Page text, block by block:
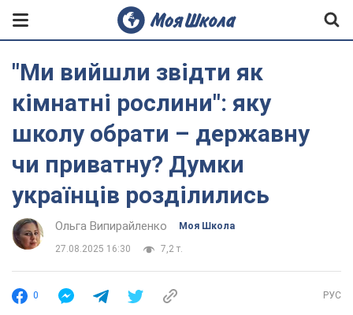
"Ми вийшли звідти як
кімнатні рослини": яку
школу обрати – державну
чи приватну? Думки
українців розділились
Ольга Випирайленко Моя Школа
27.08.2025 16:30 7,2 т.
0 РУС